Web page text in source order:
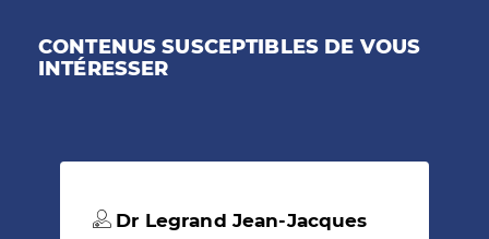
CONTENUS SUSCEPTIBLES DE VOUS
INTÉRESSER
Dr Legrand Jean-Jacques